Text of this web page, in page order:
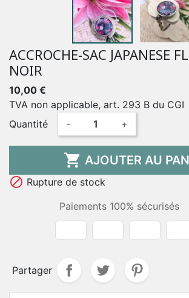
ACCROCHE-SAC JAPANESE
NOIR
10,00 €
TVA non applicable, art. 293 B du CGI
Quantité
- +
 AJOUTER AU
 Rupture de stock
Paiements 100% sécurisés
Partager